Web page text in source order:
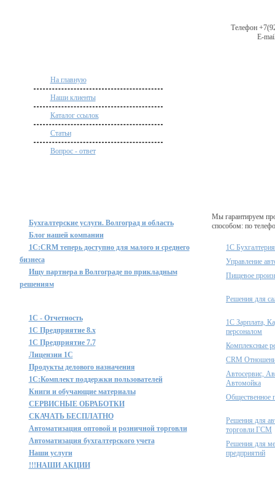
Телефон
E-
На главную
Наши клиенты
Каталог ссылок
Статьи
Вопрос - ответ
Бухгалтерские услуги. Волгоград и область
Блог нашей компании
1C:CRM теперь доступно для малого и среднего
бизнеса
Ищу партнера в Волгограде по прикладным
решениям
1С - Отчетность
1С Предприятие 8.x
1С Предприятие 7.7
Лицензии 1С
Продукты делового назначения
1C:Комплект поддержки пользователей
Книги и обучающие материалы
СЕРВИСНЫЕ ОБРАБОТКИ
СКАЧАТЬ БЕСПЛАТНО
Автоматизация оптовой и розничной торговли
Автоматизация бухгалтерского учета
Наши услуги
!!!НАШИ АКЦИИ
Мы гарантируем
способом: по
1С
Управление
Пищевое
Решения для
1С Зарплата,
персоналом
Комплексные
CRM
Автосервис,
Автомойка
Общественное
Решения для
торговли ГСМ
Решения для
предприятий